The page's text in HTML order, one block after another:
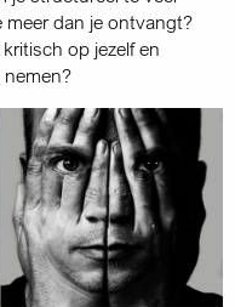
meer dan je ontvangt?
op jezelf en